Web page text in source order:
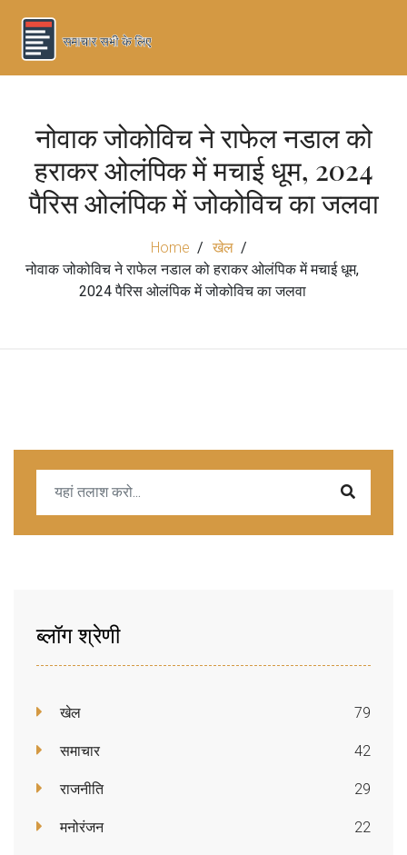
नोवाक जोकोविच ने राफेल नडाल को
हराकर ओलंपिक में मचाई धूम, 2024
पैरिस ओलंपिक में जोकोविच का जलवा
Home
खेल
नोवाक जोकोविच ने राफेल नडाल को हराकर ओलंपिक में मचाई धूम,
2024 पैरिस ओलंपिक में जोकोविच का जलवा
ब्लॉग श्रेणी
खेल 79
समाचार 42
राजनीति 29
मनोरंजन 22